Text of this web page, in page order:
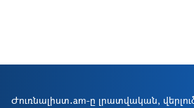
Ժուռնալիստ․am-ը լրատվական,